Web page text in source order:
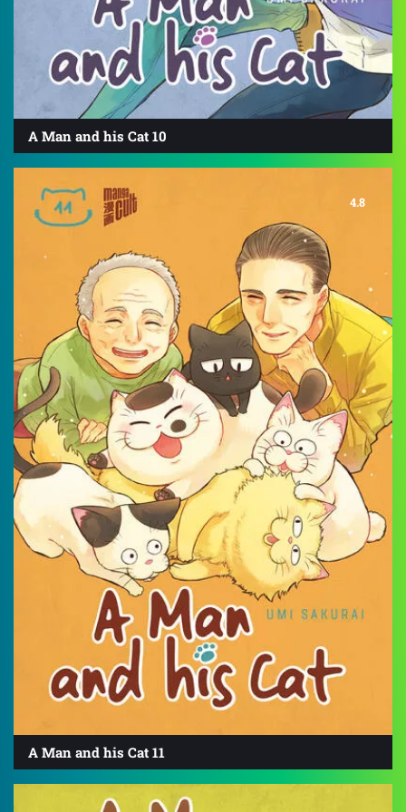
A Man and his Cat 10
4.8
A Man and his Cat 11